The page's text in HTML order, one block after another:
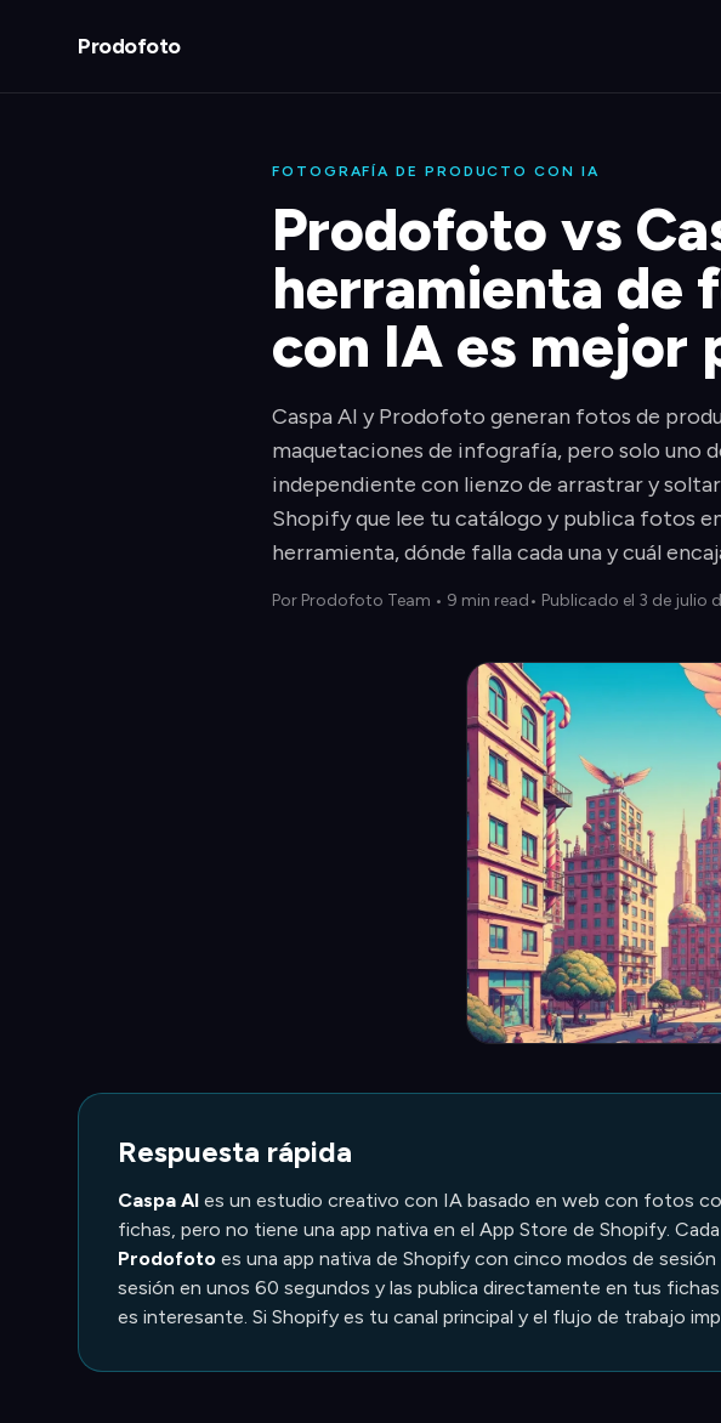
Prodofoto
FOTOGRAFÍA DE PRODUCTO CON IA
Prodofoto vs
herramienta de
con IA es mejor
Caspa AI y Prodofoto generan fotos de
maquetaciones de infografía, pero solo uno
independiente con lienzo de arrastrar y
Shopify que lee tu catálogo y publica fotos
herramienta, dónde falla cada una y cuál
Por Prodofoto Team • 9 min read• Publicado el 3 de julio
Respuesta rápida
Caspa AI es un estudio creativo con IA basado en web con fotos
fichas, pero no tiene una app nativa en el App Store de Shopify.
Prodofoto es una app nativa de Shopify con cinco modos de
sesión en unos 60 segundos y las publica directamente en tus
es interesante. Si Shopify es tu canal principal y el flujo de trabajo